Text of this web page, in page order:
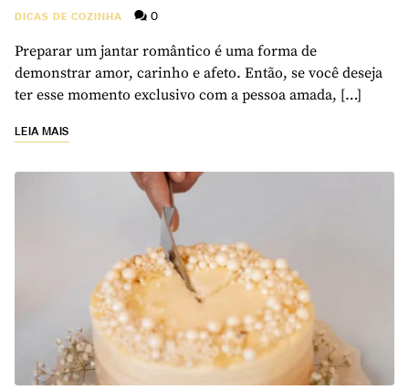
DICAS DE COZINHA 0
Preparar um jantar romântico é uma forma de
demonstrar amor, carinho e afeto. Então, se você deseja
ter esse momento exclusivo com a pessoa amada, […]
LEIA MAIS